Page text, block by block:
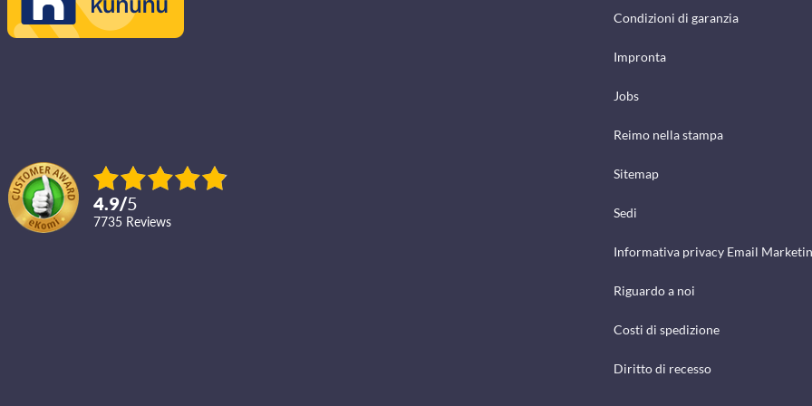
4.9/5
7735 reviews
Condizioni di garanzia
Impronta
Jobs
Reimo nella stampa
Sitemap
Sedi
Informativa privacy Email
Riguardo a noi
Costi di spedizione
Diritto di recesso